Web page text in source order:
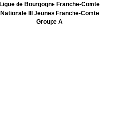
Ligue de Bourgogne Franche-Comte
Nationale III Jeunes Franche-Comte
Groupe A